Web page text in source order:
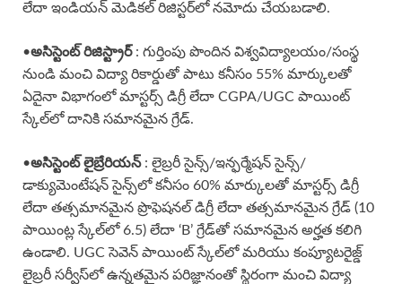
లేదా ఇండియన్ మెడికల్ రిజిస్టర్‌లో నమోదు చేయబడాలి.
•అసిస్టెంట్ రిజిస్ట్రార్: గుర్తింపు పొందిన విశ్వవిద్యాలయం/సంస్థ
నుండి మంచి విద్యా రికార్డుతో పాటు కనీసం 55% మార్కులతో
ఏదైనా విభాగంలో మాస్టర్స్ డిగ్రీ లేదా CGPA/UGC పాయింట్
స్కేల్‌లో దానికి సమానమైన గ్రేడ్.
•అసిస్టెంట్ లైబ్రేరియన్: లైబ్రరీ సైన్స్/ఇన్ఫర్మేషన్ సైన్స్/
డాక్యుమెంటేషన్ సైన్స్‌లో కనీసం 60% మార్కులతో మాస్టర్స్ డిగ్రీ
లేదా తత్సమానమైన ప్రొఫెషనల్ డిగ్రీ లేదా తత్సమానమైన గ్రేడ్ (10
పాయింట్ల స్కేల్‌లో 6.5) లేదా ‘B’ గ్రేడ్‌తో సమానమైన అర్హత కలిగి
ఉండాలి. UGC సెవెన్ పాయింట్ స్కేల్‌లో మరియు కంప్యూటరైజ్డ్
లైబ్రరీ సర్వీస్‌లో ఉన్నతమైన పరిజ్ఞానంతో స్థిరంగా మంచి విద్యా